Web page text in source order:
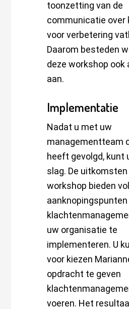
toonzetting van de
communicatie over
voor verbetering
Daarom besteden
deze workshop ook
aan.
Implementatie
Nadat u met uw
managementteam
heeft gevolgd, kunt
slag. De uitkomsten
workshop bieden
aanknopingspunten
uw organisatie te
implementeren. U
voor kiezen
opdracht te geven
voeren. Het